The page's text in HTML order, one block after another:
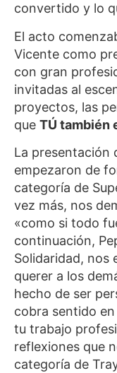
convertido y lo
El acto
Vicente como
con gran
invitadas al
proyectos, las
que TÚ también
La presentación
empezaron de
categoría de
vez más, nos
«como si todo
continuación,
Solidaridad, nos
querer a los
hecho de ser
cobra sentido
tu trabajo
reflexiones que
categoría de